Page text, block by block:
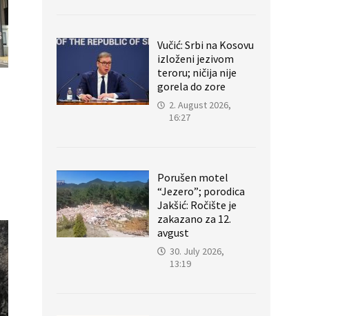
Vučić: Srbi na Kosovu
izloženi jezivom
teroru; ničija nije
gorela do zore
2. August 2026,
16:27
Porušen motel
“Jezero”; porodica
Jakšić: Ročište je
zakazano za 12.
avgust
30. July 2026,
13:19